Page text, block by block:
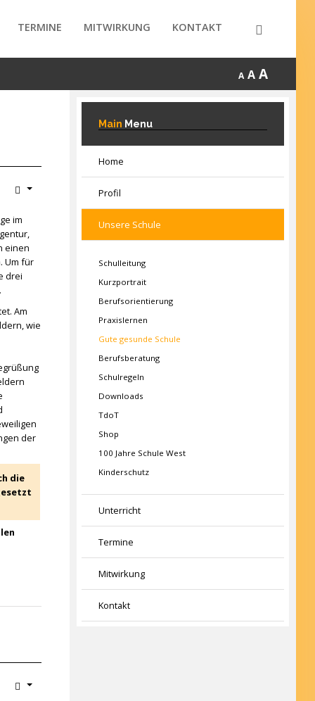
TERMINE MITWIRKUNG KONTAKT
A A A
im
einen
Um für
drei
Am
wie
der
die
Main Menu
Home
Profil
Unsere Schule
Schulleitung
Kurzportrait
Berufsorientierung
Praxislernen
Gute gesunde Schule
Berufsberatung
Schulregeln
Downloads
TdoT
Shop
100 Jahre Schule West
Kinderschutz
Unterricht
Termine
Mitwirkung
Kontakt